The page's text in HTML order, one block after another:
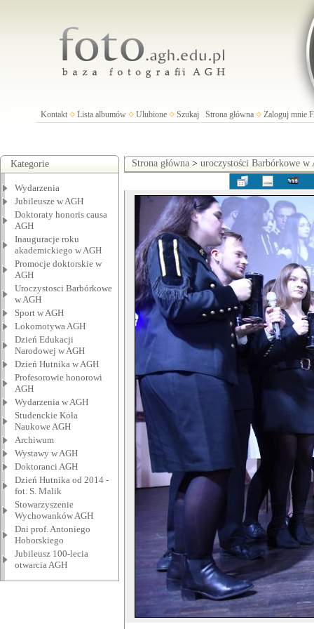
Kontakt Lista albumów Ulubione Szukaj Strona główna Zaloguj mnie
Kategorie
Wydarzenia
Jubileusze w AGH
Doktoraty honoris causa
AGH
Inauguracje roku
akademickiego w AGH
Promocje doktorskie w
AGH
Uroczystosci Barbórkowe
w AGH
Sport w AGH
Lokomotywa AGH
Dzień Edukacji
Narodowej w AGH
Dzień Hutnika w AGH
Profesorowie honorowi
AGH
Wydarzenia w AGH
Studenckie Koła
Naukowe AGH
Archiwum
Wystawy w AGH
Doktoranci AGH
Dzień Hutnika od 2014 -
fot. S. Malik
Stowarzyszenie
Wychowanków AGH
Dni prof. Antoniego
Hoborskiego
Jubileusz 100-lecia
otwarcia AGH
Strona główna > uroczystości Barbórkowe w